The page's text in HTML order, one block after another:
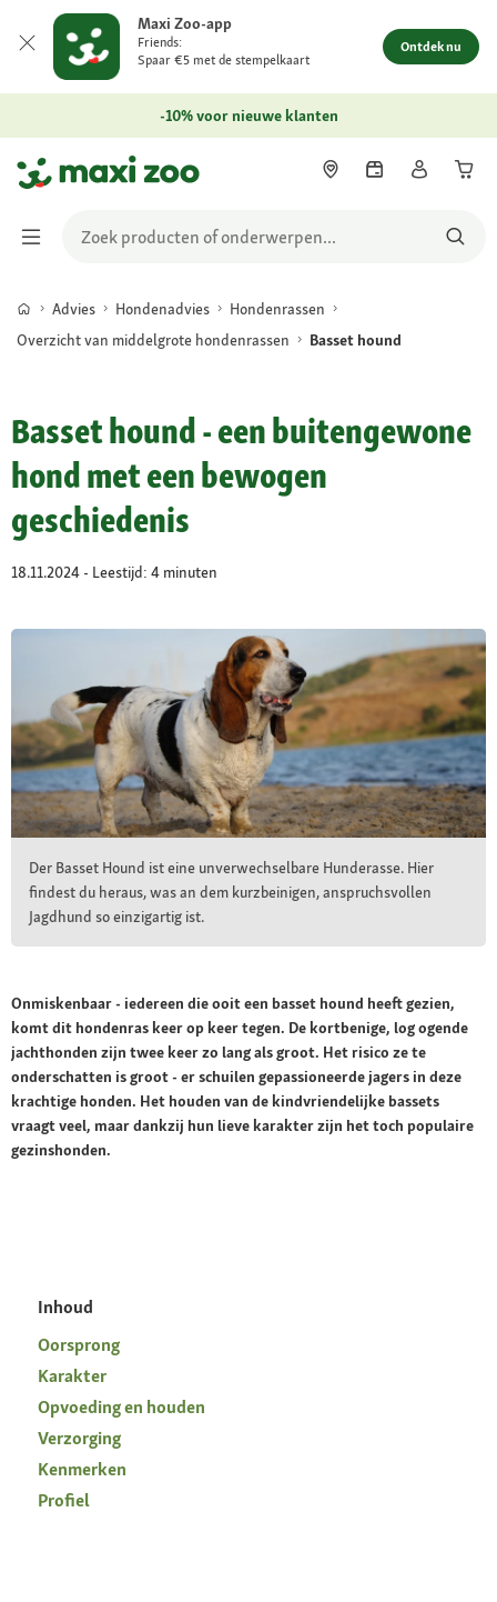
Maxi Zoo-app
Friends:
Spaar €5 met de stempelkaart
Ontdek nu
-10% voor nieuwe klanten
Advies Hondenadvies
Hondenrassen
Overzicht van middelgrote hondenrassen
Basset hound
Basset hound - een buitengewone
hond met een bewogen
geschiedenis
18.11.2024 - Leestijd: 4 minuten
Der Basset Hound ist eine unverwechselbare Hunderasse. Hier
findest du heraus, was an dem kurzbeinigen, anspruchsvollen
Jagdhund so einzigartig ist.
Onmiskenbaar - iedereen die ooit een basset hound heeft gezien,
komt dit hondenras keer op keer tegen. De kortbenige, log ogende
jachthonden zijn twee keer zo lang als groot. Het risico ze te
onderschatten is groot - er schuilen gepassioneerde jagers in deze
krachtige honden. Het houden van de kindvriendelijke bassets
vraagt veel, maar dankzij hun lieve karakter zijn het toch populaire
gezinshonden.
Inhoud
Oorsprong
Karakter
Opvoeding en houden
Verzorging
Kenmerken
Profiel